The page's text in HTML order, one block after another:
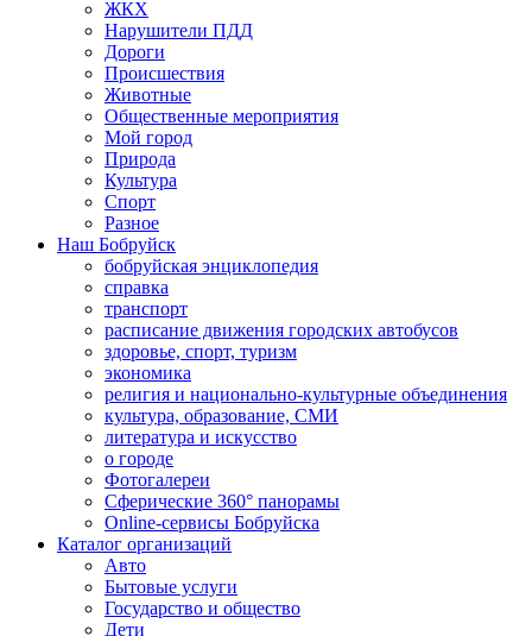
ЖКХ
Нарушители ПДД
Дороги
Происшествия
Животные
Общественные мероприятия
Мой город
Природа
Культура
Спорт
Разное
Наш Бобруйск
бобруйская энциклопедия
справка
транспорт
расписание движения городских автобусов
здоровье, спорт, туризм
экономика
религия и национально-культурные объединения
культура, образование, СМИ
литература и искусство
о городе
Фотогалереи
Сферические 360° панорамы
Online-сервисы Бобруйска
Каталог организаций
Авто
Бытовые услуги
Государство и общество
Дети